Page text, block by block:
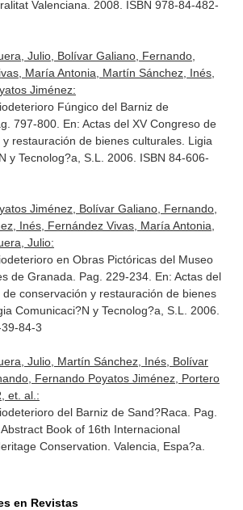
Valenciana. 2008. ISBN 978-84-482-
Julio, Bolívar Galiano, Fernando,
María Antonia, Martín Sánchez, Inés,
Jiménez:
Fúngico del Barniz de
797-800. En: Actas del XV Congreso de
restauración de bienes culturales. Ligia
y Tecnolog?a, S.L. 2006. ISBN 84-606-
Jiménez, Bolívar Galiano, Fernando,
Inés, Fernández Vivas, María Antonia,
Julio:
en Obras Pictóricas del Museo
de Granada. Pag. 229-234. En: Actas del
de conservación y restauración de bienes
Comunicaci?N y Tecnolog?a, S.L. 2006.
84-3
Julio, Martín Sánchez, Inés, Bolívar
Fernando Poyatos Jiménez, Portero
et. al.:
del Barniz de Sand?Raca. Pag.
Abstract Book of 16th Internacional
Conservation . Valencia, Espa?a.
en Revistas